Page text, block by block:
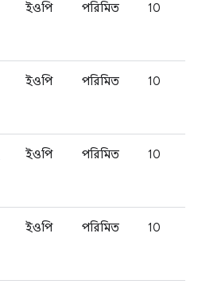
ইওপি পরিমিত 10
ইওপি পরিমিত 10
ইওপি পরিমিত 10
ইওপি পরিমিত 10